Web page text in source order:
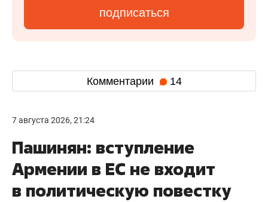
подписаться
Комментарии 14
7 августа 2026, 21:24
Пашинян: вступление
Армении в ЕС не входит
в политическую повестку